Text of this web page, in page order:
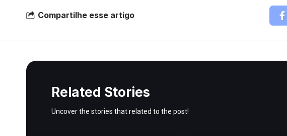
Compartilhe esse artigo
Related Stories
Uncover the stories that related to the post!